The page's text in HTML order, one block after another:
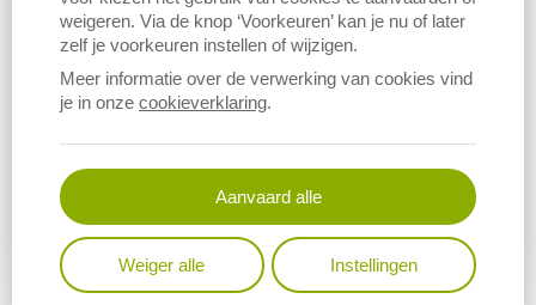
weigeren. Via de knop ‘Voorkeuren’ kan je nu of later
zelf je voorkeuren instellen of wijzigen.
Meer informatie over de verwerking van cookies vind
je in onze cookieverklaring.
Aanvaard alle
Weiger alle Instellingen